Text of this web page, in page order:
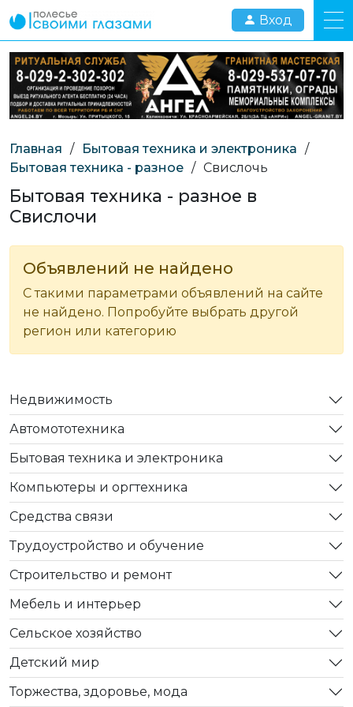
Вход
Главная / Бытовая техника и электроника /
Бытовая техника - разное / Свислочь
Бытовая техника - разное в
Свислочи
Объявлений не найдено
С такими параметрами объявлений на сайте
не найдено. Попробуйте выбрать другой
регион или категорию
Недвижимость
Автомототехника
Бытовая техника и электроника
Компьютеры и оргтехника
Средства связи
Трудоустройство и обучение
Строительство и ремонт
Мебель и интерьер
Сельское хозяйство
Детский мир
Торжества, здоровье, мода